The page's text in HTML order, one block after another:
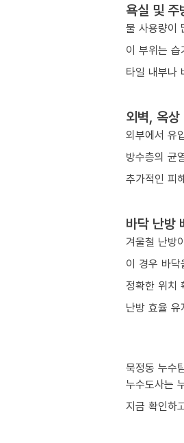
욕실 및 주
물 사용량이
이 부위는
타일 내부나
외벽, 옥상
외부에서 유
방수층의 균
추가적인 피
바닥 난방
겨울철 난방
이 경우 바
정확한 위치
난방 효율
묵정동 누수
누수도사는
지금 확인하